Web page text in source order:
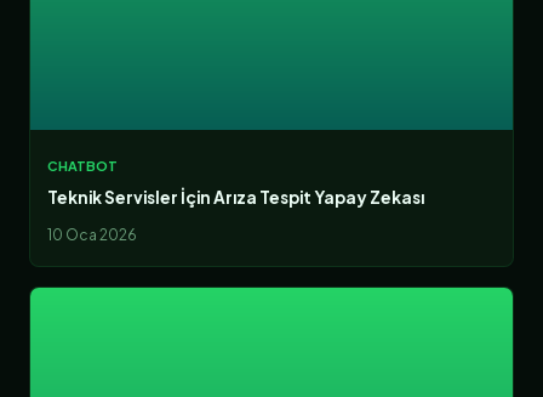
CHATBOT
Teknik Servisler İçin Arıza Tespit Yapay Zekası
10 Oca 2026